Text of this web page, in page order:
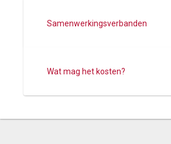
Samenwerkingsverbanden
Wat mag het kosten?